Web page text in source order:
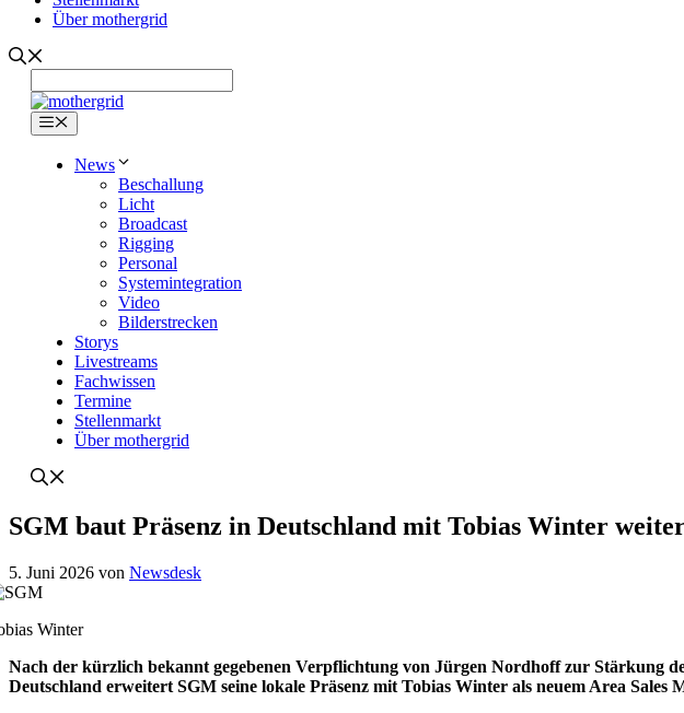
Über mothergrid
Menü
News
Beschallung
Licht
Broadcast
Rigging
Personal
Systemintegration
Video
Bilderstrecken
Storys
Livestreams
Fachwissen
Termine
Stellenmarkt
Über mothergrid
SGM baut Präsenz in Deutschland mit Tobias Winter
5. Juni 2026 von Newsdesk
Winter
Nach der kürzlich bekannt gegebenen Verpflichtung von Jürgen Nordhoff zur Stärkung
Deutschland erweitert SGM seine lokale Präsenz mit Tobias Winter als neuem Area Sales